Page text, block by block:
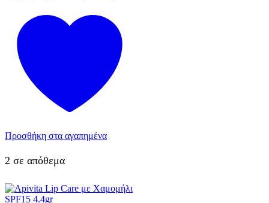
Προσθήκη στα αγαπημένα
2 σε απόθεμα